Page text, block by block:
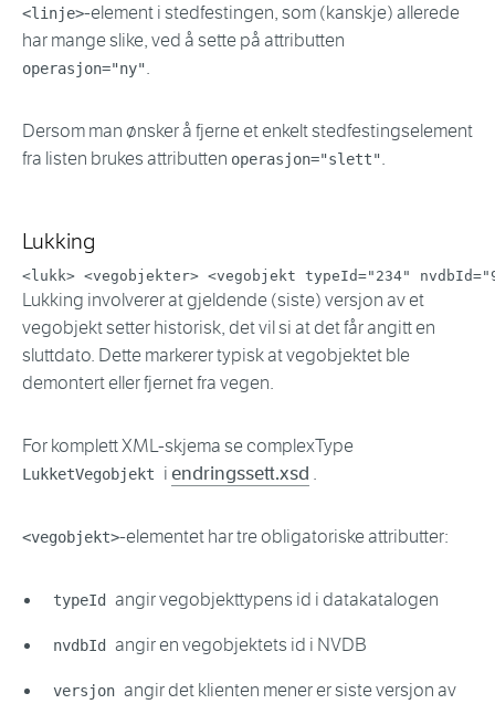
<linje>-element i stedfestingen, som (kanskje) allerede
har mange slike, ved å sette på attributten
operasjon="ny".
Dersom man ønsker å fjerne et enkelt stedfestingselement
fra listen brukes attributten operasjon="slett".
Lukking
< lukk> <vegobjekter> <vegobjekt typeId=" 234" nvdbId="
Lukking involverer at gjeldende (siste) versjon av et
vegobjekt setter historisk, det vil si at det får angitt en
sluttdato. Dette markerer typisk at vegobjektet ble
demontert eller fjernet fra vegen.
For komplett XML-skjema se complexType
LukketVegobjekt iendringssett.xsd .
<vegobjekt>-elementet har tre obligatoriske attributter:
typeId angir vegobjekttypens id i datakatalogen
nvdbId angir en vegobjektets id i NVDB
versjon angir det klienten mener er siste versjon av